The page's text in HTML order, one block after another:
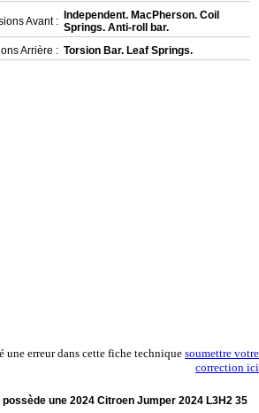
Avant : Independent. MacPherson. Coil
Springs. Anti-roll bar.
Arrière : Torsion Bar. Leaf Springs.
une erreur dans cette fiche technique soumettre votre
correction ici
une 2024 Citroen Jumper 2024 L3H2 35